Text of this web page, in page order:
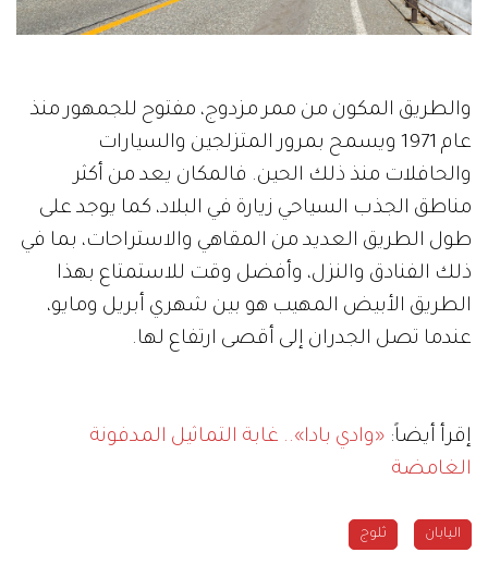
والطريق المكون من ممر مزدوج، مفتوح للجمهور منذ
عام 1971 ويسمح بمرور المتزلجين والسيارات
والحافلات منذ ذلك الحين. فالمكان يعد من أكثر
مناطق الجذب السياحي زيارة في البلاد، كما يوجد على
طول الطريق العديد من المقاهي والاستراحات، بما في
ذلك الفنادق والنزل، وأفضل وقت للاستمتاع بهذا
الطريق الأبيض المهيب هو بين شهري أبريل ومايو،
عندما تصل الجدران إلى أقصى ارتفاع لها.
إقرأ أيضاً: «وادي بادا».. غابة التماثيل المدفونة
الغامضة
اليابان ثلوج